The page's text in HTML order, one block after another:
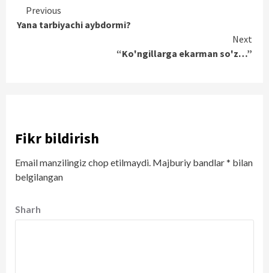
Continue
Reading
Previous
Yana tarbiyachi aybdormi?
Next
“Ko'ngillarga ekarman so'z…”
Fikr bildirish
Email manzilingiz chop etilmaydi. Majburiy bandlar* bilan
belgilangan
Sharh